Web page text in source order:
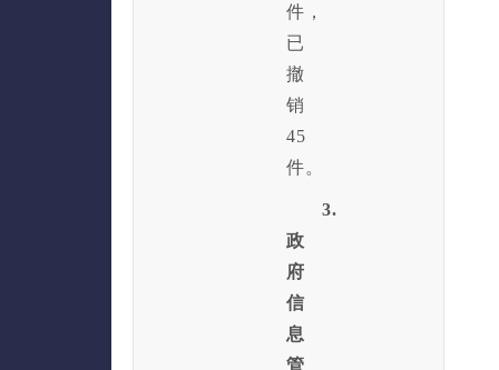
件，
已
撤
销
45
件。
3.
政
府
信
息
管